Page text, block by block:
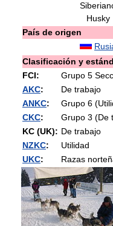
Husky
País de origen
Clasificación y
FCI:
Grupo 5
AKC: De trabajo
ANKC: Grupo 6
CKC: Grupo 3 (De
KC (UK): De trabajo
NZKC: Utilidad
UKC: Razas